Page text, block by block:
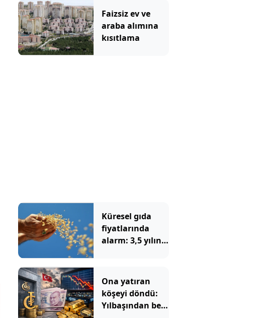
Faizsiz ev ve
araba alımına
kısıtlama
Küresel gıda
fiyatlarında
alarm: 3,5 yılın
Ona yatıran
köşeyi döndü:
Yılbaşından beri